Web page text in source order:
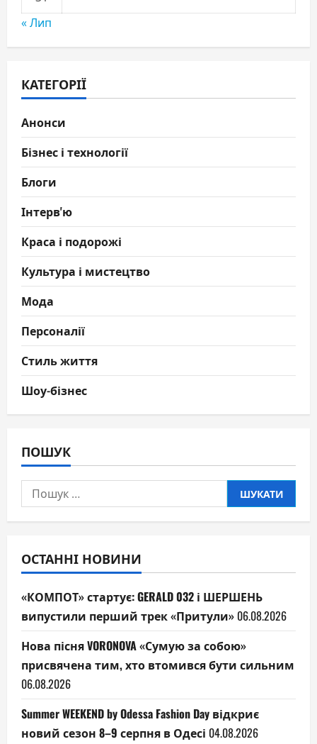
« Лип
КАТЕГОРІЇ
Анонси
Бізнес і технології
Блоги
Інтерв'ю
Краса і подорожі
Культура і мистецтво
Мода
Персоналії
Стиль життя
Шоу-бізнес
ПОШУК
Пошук:
ОСТАННІ НОВИНИ
«КОМПОТ» стартує: GERALD 032 і ШЕРШЕНЬ
випустили перший трек «Притули» 06.08.2026
Нова пісня VORONOVA «Сумую за собою»
присвячена тим, хто втомився бути сильним
06.08.2026
Summer WEEKEND by Odessa Fashion Day відкриє
новий сезон 8–9 серпня в Одесі 04.08.2026